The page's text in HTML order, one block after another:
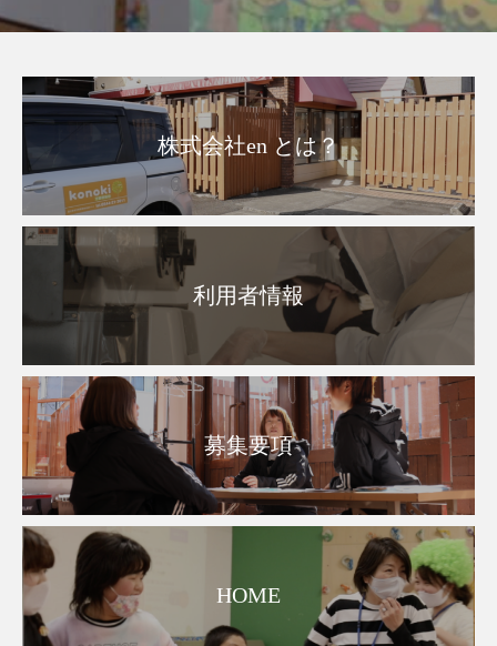
株式会社en とは？
利用者情報
募集要項
HOME